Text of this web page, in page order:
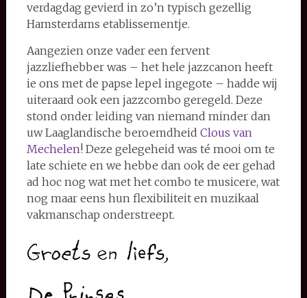
verdagdag gevierd in zo’n typisch gezellig
Hamsterdams etablissementje.
Aangezien onze vader een fervent
jazzliefhebber was – het hele jazzcanon heeft
ie ons met de papse lepel ingegote – hadde wij
uiteraard ook een jazzcombo geregeld. Deze
stond onder leiding van niemand minder dan
uw Laaglandische beroemdheid Clous van
Mechelen! Deze gelegeheid was té mooi om te
late schiete en we hebbe dan ook de eer gehad
ad hoc nog wat met het combo te musicere, wat
nog maar eens hun flexibiliteit en muzikaal
vakmanschap onderstreept.